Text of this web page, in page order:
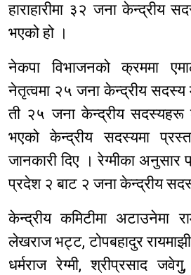
हाराहारीमा ३२ जना केन्द्रीय
भएको हो ।
नेकपा विभाजनको क्रममा
नेतृत्वमा २५ जना केन्द्रीय सदस्य
ती २५ जना केन्द्रीय
भएको केन्द्रीय सदस्यमा
जानकारी दिए । रेग्मीका
प्रदेश २ बाट २ जना केन्द्रीय
केन्द्रीय कमिटीमा अटाउनेमा
लेखराज भट्ट, टोपबहादुर
धर्मराज रेग्मी, श्रीप्रसाद